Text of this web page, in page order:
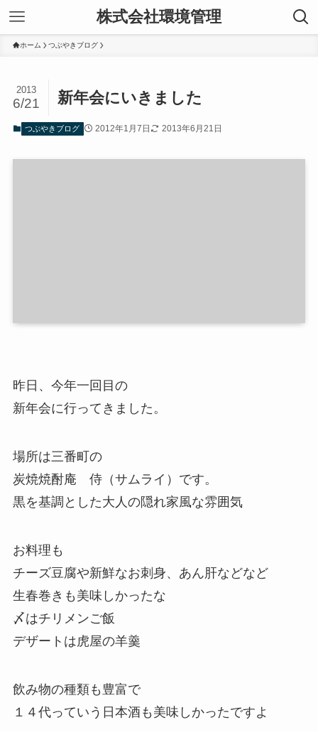
株式会社環境管理
ホーム つぶやきブログ
新年会にいきました
2013
6/21
つぶやきブログ 2012年1月7日 2013年6月21日
昨日、今年一回目の
新年会に行ってきました。
場所は三番町の
炭焼焼酎庵 侍（サムライ）です。
黒を基調とした大人の隠れ家風な雰囲気
お料理も
チーズ豆腐や新鮮なお刺身、あん肝などなど
生春巻きも美味しかったな
〆はチリメンご飯
デザートは虎屋の羊羹
飲み物の種類も豊富で
１４代っていう日本酒も美味しかったですよ